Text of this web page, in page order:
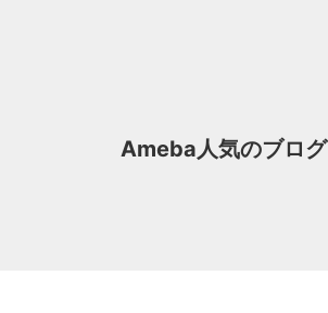
Ameba人気のブログ